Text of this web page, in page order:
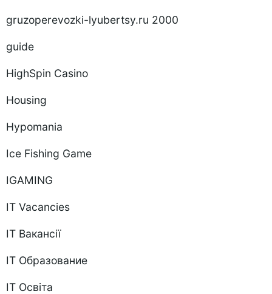
gruzoperevozki-lyubertsy.ru 2000
guide
HighSpin Casino
Housing
Hypomania
Ice Fishing Game
IGAMING
IT Vacancies
IT Вакансії
IT Образование
IT Освіта